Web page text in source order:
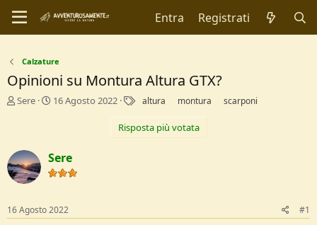
Entra Registrati
Calzature
Opinioni su Montura Altura GTX?
C
t
o
r
i
Sere
D
d
i
I
z
16 Agosto 2022
g
altura montura scarponi
Risposta più votata
Sere
16 Agosto 2022 #1